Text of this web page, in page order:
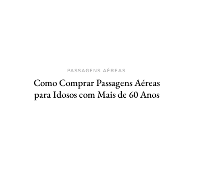
PASSAGENS AÉREAS
Como Comprar Passagens Aéreas
para Idosos com Mais de 60 Anos